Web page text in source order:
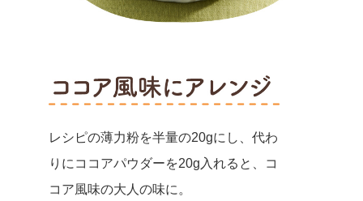
レシピの薄力粉を半量の20gにし、代わ
りにココアパウダーを20g入れると、コ
コア風味の大人の味に。